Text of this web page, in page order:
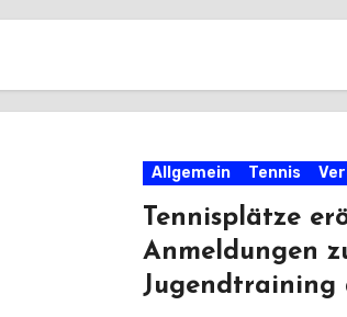
Allgemein Tennis
Tennisplätze
Anmeldungen
Jugendtraining